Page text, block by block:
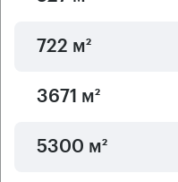
722 м²
3671 м²
5300 м²